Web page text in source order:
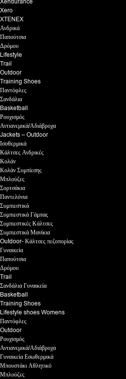
Xero
XTENEX
Ανδρικά
Παπούτσια
Δρόμου
Lifestyle
Trail
Outdoor
Training Shoes
Παντόφλες
Σανδάλια
Basketball
Ρουχισμός
Αντιανεμικά/Αδιάβροχα
Jackets – Outdoor
Ισοθερμικά
Κάλτσες Ανδρικές
Κολάν
Κολάν Συμπίεσης
Μπλούζες
Σορτσάκια
Παντελόνια
Συμπιεστικά
Συμπιεστικά Γάμπας
Συμπιεστικές Κάλτσες
Συμπιεστικά Μανίκια
Outdoor- Κάλτσες πεζοπορίας
Γυναικεία
Παπούτσια
Δρόμου
Trail
Σανδάλια Γυναικεία
Basketball
Training Shoes
Lifestyle shoes Womens
Παντόφλες
Outdoor
Ρουχισμός
Αντιανεμικά/Αδιάβροχα
Γυναικεία Εσωθερμικά
Μπουστάκι Αθλητικό
Μπλούζες